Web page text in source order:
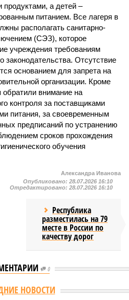
а детей –
питанием. Все лагеря в
располагать санитарно-
(СЭЗ), которое
учреждения требованиям
законодательства. Отсутствие
основанием для запрета на
организации. Кроме
обратили внимание на
контроля за поставщиками
питания, за своевременным
предписаний по устранению
сроков прохождения
обучения
Александра Иванова
Опубликовано: 28.07.2026 16:10
Отредактировано: 28.07.2026 16:10
Республика
разместилась на 79
месте в России по
качеству дорог
0
учреждены удостоверения мастеров